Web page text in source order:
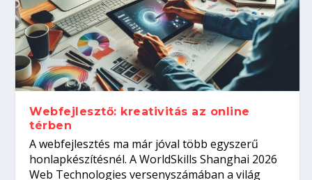
Kitalálod, mire használják ezeket a
gépeket?
Nem sikerült az egyetemi felvételi?
Tanulj szakmát!
Szoftverfejlesztő: verseny kódban –
amikor néhány sor program dönti el a
világversenyt...
Digitális detox – hogyan kapcsolódj ki
telefon nélkül?
Webfejlesztő: kreativitás az online
térben
A webfejlesztés ma már jóval több egyszerű
honlapkészítésnél. A WorldSkills Shanghai 2026
Web Technologies versenyszámában a világ